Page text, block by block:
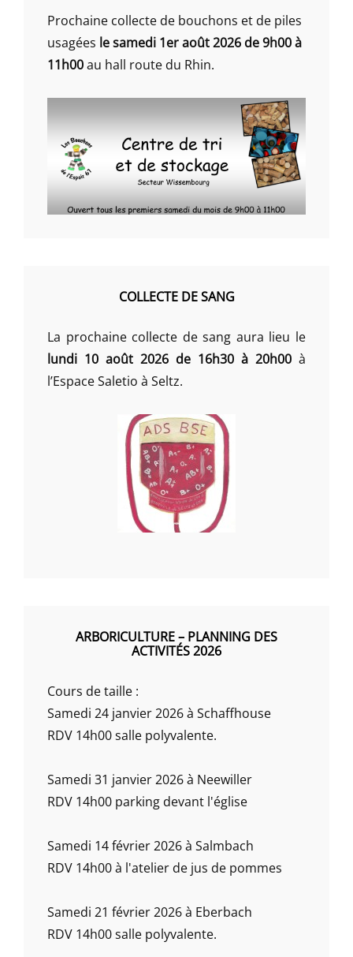
Prochaine collecte de bouchons et de piles
usagées le samedi 1er août 2026 de 9h00 à
11h00au hall route du Rhin.
COLLECTE DE SANG
La prochaine collecte de sang aura lieu le
lundi 10 août 2026 de 16h30 à 20h00 à
l’Espace Saletio à Seltz.
ARBORICULTURE – PLANNING DES
ACTIVITÉS 2026
Cours de taille :
Samedi 24 janvier 2026 à Schaffhouse
RDV 14h00 salle polyvalente.
Samedi 31 janvier 2026 à Neewiller
RDV 14h00 parking devant l'église
Samedi 14 février 2026 à Salmbach
RDV 14h00 à l'atelier de jus de pommes
Samedi 21 février 2026 à Eberbach
RDV 14h00 salle polyvalente.